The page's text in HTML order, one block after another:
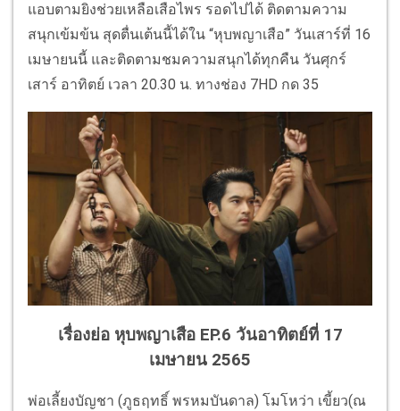
แอบตามยิงช่วยเหลือเสือไพร รอดไปได้ ติดตามความ
สนุกเข้มข้น สุดตื่นเต้นนี้ได้ใน “หุบพญาเสือ” วันเสาร์ที่ 16
เมษายนนี้ และติดตามชมความสนุกได้ทุกคืน วันศุกร์
เสาร์ อาทิตย์ เวลา 20.30 น. ทางช่อง 7HD กด 35
เรื่องย่อ หุบพญาเสือ EP.6 วันอาทิตย์ที่ 17
เมษายน 2565
พ่อเลี้ยงบัญชา (ภูธฤทธิ์ พรหมบันดาล) โมโหว่า เขี้ยว(ณ